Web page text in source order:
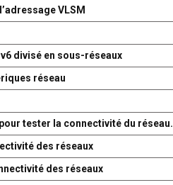
VLSM
divisé en sous-réseaux
réseau
tester la connectivité du réseau.
des réseaux
des réseaux